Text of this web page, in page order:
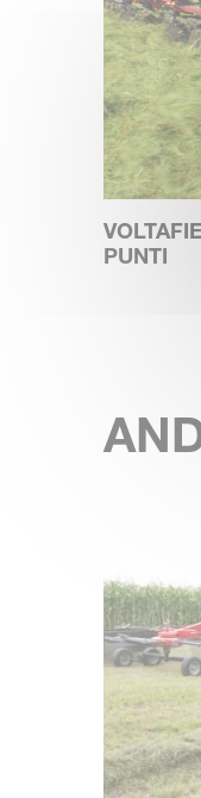
PUNTI